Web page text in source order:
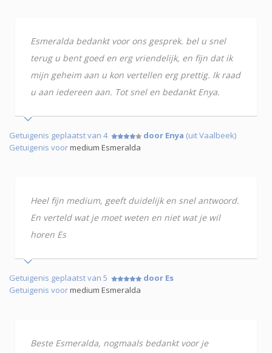
Esmeralda bedankt voor ons gesprek. bel u snel
terug u bent goed en erg vriendelijk, en fijn dat ik
mijn geheim aan u kon vertellen erg prettig. Ik raad
u aan iedereen aan. Tot snel en bedankt Enya.
Getuigenis geplaatst van 4 door Enya (uit Vaalbeek)
Getuigenis voormedium Esmeralda
Heel fijn medium, geeft duidelijk en snel antwoord.
En verteld wat je moet weten en niet wat je wil
horen Es
Getuigenis geplaatst van 5
door Es
Getuigenis voormedium Esmeralda
Beste Esmeralda, nogmaals bedankt voor je